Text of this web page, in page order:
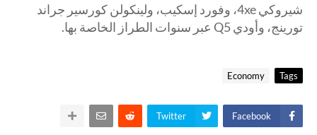
شيروكي 4xe، وفورد إسكيب، ولينكولن كورسير جراند
تورينج، وأودي Q5 عبر سنوات الطراز الخاصة بها.
Tags
Economy
Facebook
Twitter